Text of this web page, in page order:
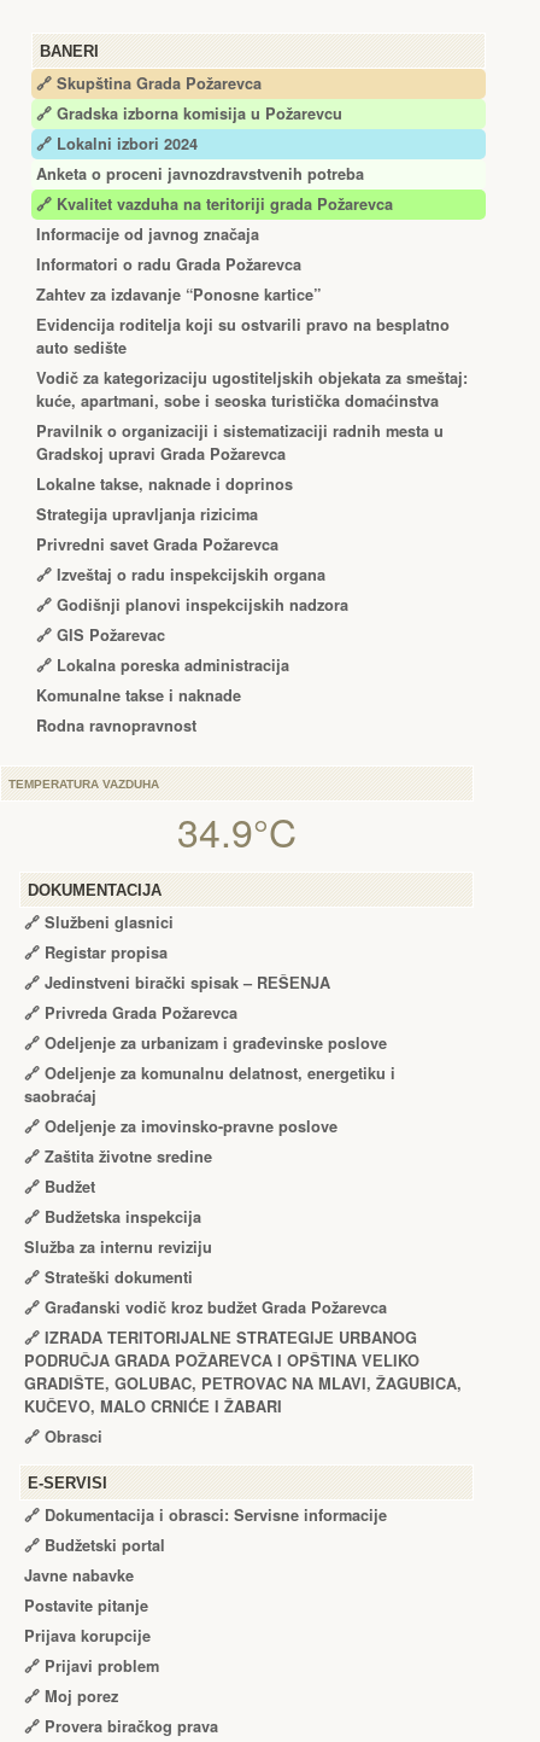
BANERI
🔗 Skupština Grada Požarevca
🔗 Gradska izborna komisija u Požarevcu
🔗 Lokalni izbori 2024
Anketa o proceni javnozdravstvenih potreba
🔗 Kvalitet vazduha na teritoriji grada Požarevca
Informacije od javnog značaja
Informatori o radu Grada Požarevca
Zahtev za izdavanje “Ponosne kartice”
Еvidencija roditelja koji su ostvarili pravo na besplatno
auto sedište
Vodič za kategorizaciju ugostiteljskih objekata za smeštaj:
kuće, apartmani, sobe i seoska turistička domaćinstva
Pravilnik o organizaciji i sistematizaciji radnih mesta u
Gradskoj upravi Grada Požarevca
Lokalne takse, naknade i doprinos
Strategija upravljanja rizicima
Privredni savet Grada Požarevca
🔗 Izveštaj o radu inspekcijskih organa
🔗 Godišnji planovi inspekcijskih nadzora
🔗 GIS Požarevac
🔗 Lokalna poreska administracija
Komunalne takse i naknade
Rodna ravnopravnost
TEMPERATURA VAZDUHA
34.9°C
DOKUMENTACIJA
🔗 Službeni glasnici
🔗 Registar propisa
🔗 Jedinstveni birački spisak – RЕŠЕNJA
🔗 Privreda Grada Požarevca
🔗 Odeljenje za urbanizam i građevinske poslove
🔗 Odeljenje za komunalnu delatnost, energetiku i
saobraćaj
🔗 Odeljenje za imovinsko-pravne poslove
🔗 Zaštita životne sredine
🔗 Budžet
🔗 Budžetska inspekcija
Služba za internu reviziju
🔗 Strateški dokumenti
🔗 Građanski vodič kroz budžet Grada Požarevca
🔗 IZRADA TЕRITORIJALNЕ STRATЕGIJЕ URBANOG
PODRUČJA GRADA POŽARЕVCA I OPŠTINA VЕLIKO
GRADIŠTЕ, GOLUBAC, PЕTROVAC NA MLAVI, ŽAGUBICA,
KUČЕVO, MALO CRNIĆЕ I ŽABARI
🔗 Obrasci
Е-SERVISI
🔗 Dokumentacija i obrasci: Servisne informacije
🔗 Budžetski portal
Javne nabavke
Postavite pitanje
Prijava korupcije
🔗 Prijavi problem
🔗 Moj porez
🔗 Provera biračkog prava